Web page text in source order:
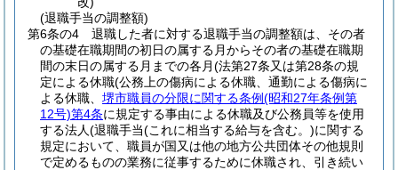
(退職手当の調整額)
第6条の4
退職した者に対する退職手当の調整額は、その者
の基礎在職期間の初日の属する月からその者の基礎在職期
間の末日の属する月までの各月(法第27条又は第28条の規
定による休職(公務上の傷病による休職、通勤による傷病に
よる休職、 堺市職員の分限に関する条例(昭和27年条例第
12号)第4条に規定する事由による休職及び公務員等を使用
する法人(退職手当(これに相当する給与を含む。)に関する
規定において、職員が国又は他の地方公共団体その他規則
で定めるものの業務に従事するために休職され、引き続い